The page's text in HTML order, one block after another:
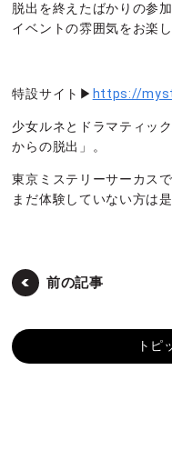
脱出を終えたばかりの参
イベントの雰囲気をお楽
特設サイト▶ https://
少女ルネとドラマティッ
からの脱出」。
東京ミステリーサーカス
まだ体験していない方は
前の記事
トピ